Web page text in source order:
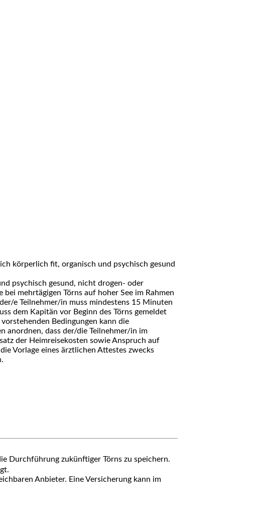
körperlich fit, organisch und psychisch gesund
psychisch gesund, nicht drogen- oder
mehrtägigen Törns auf hoher See im Rahmen
e Teilnehmer/in muss mindestens 15 Minuten
dem Kapitän vor Beginn des Törns gemeldet
Bedingungen kann die
anordnen, dass der/die Teilnehmer/in im
der Heimreisekosten sowie Anspruch auf
Vorlage eines ärztlichen Attestes zwecks
Durchführung zukünftiger Törns zu speichern.
Anbieter. Eine Versicherung kann im